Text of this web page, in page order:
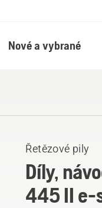
Nové a vybrané
Řetězové pily
Díly,
445 II e-